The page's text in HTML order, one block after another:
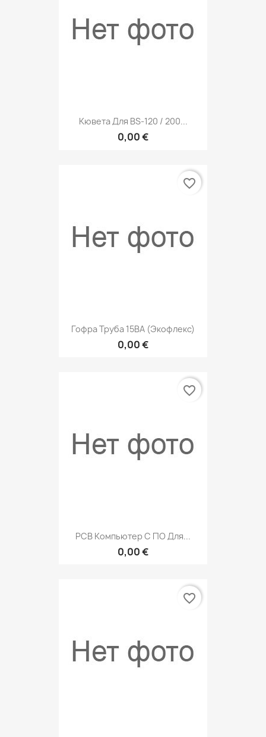
Кювета Для BS-120 / 200...
0,00 €
Гофра Труба 15ВА (Экофлекс)
0,00 €
favorite_border
PCB Компьютер С ПО Для...
0,00 €
favorite_border
favorite_border